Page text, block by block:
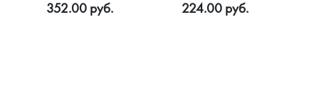
352.00 руб.
224.00 руб.